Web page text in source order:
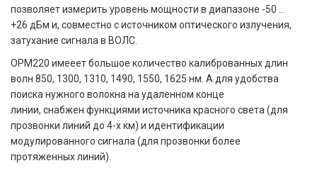
позволяет измерить уровень мощности в диапазоне -50 ...
+26 дБм и, совместно с источником оптического излучения,
затухание сигнала в ВОЛС.
OPM220 имееет большое количество калиброванных длин
волн 850, 1300, 1310, 1490, 1550, 1625 нм. А для удобства
поиска нужного волокна на удаленном конце
линии, снабжен функциями источника красного света (для
прозвонки линий до 4-х км) и идентификации
модулированного сигнала (для прозвонки более
протяженных линий).